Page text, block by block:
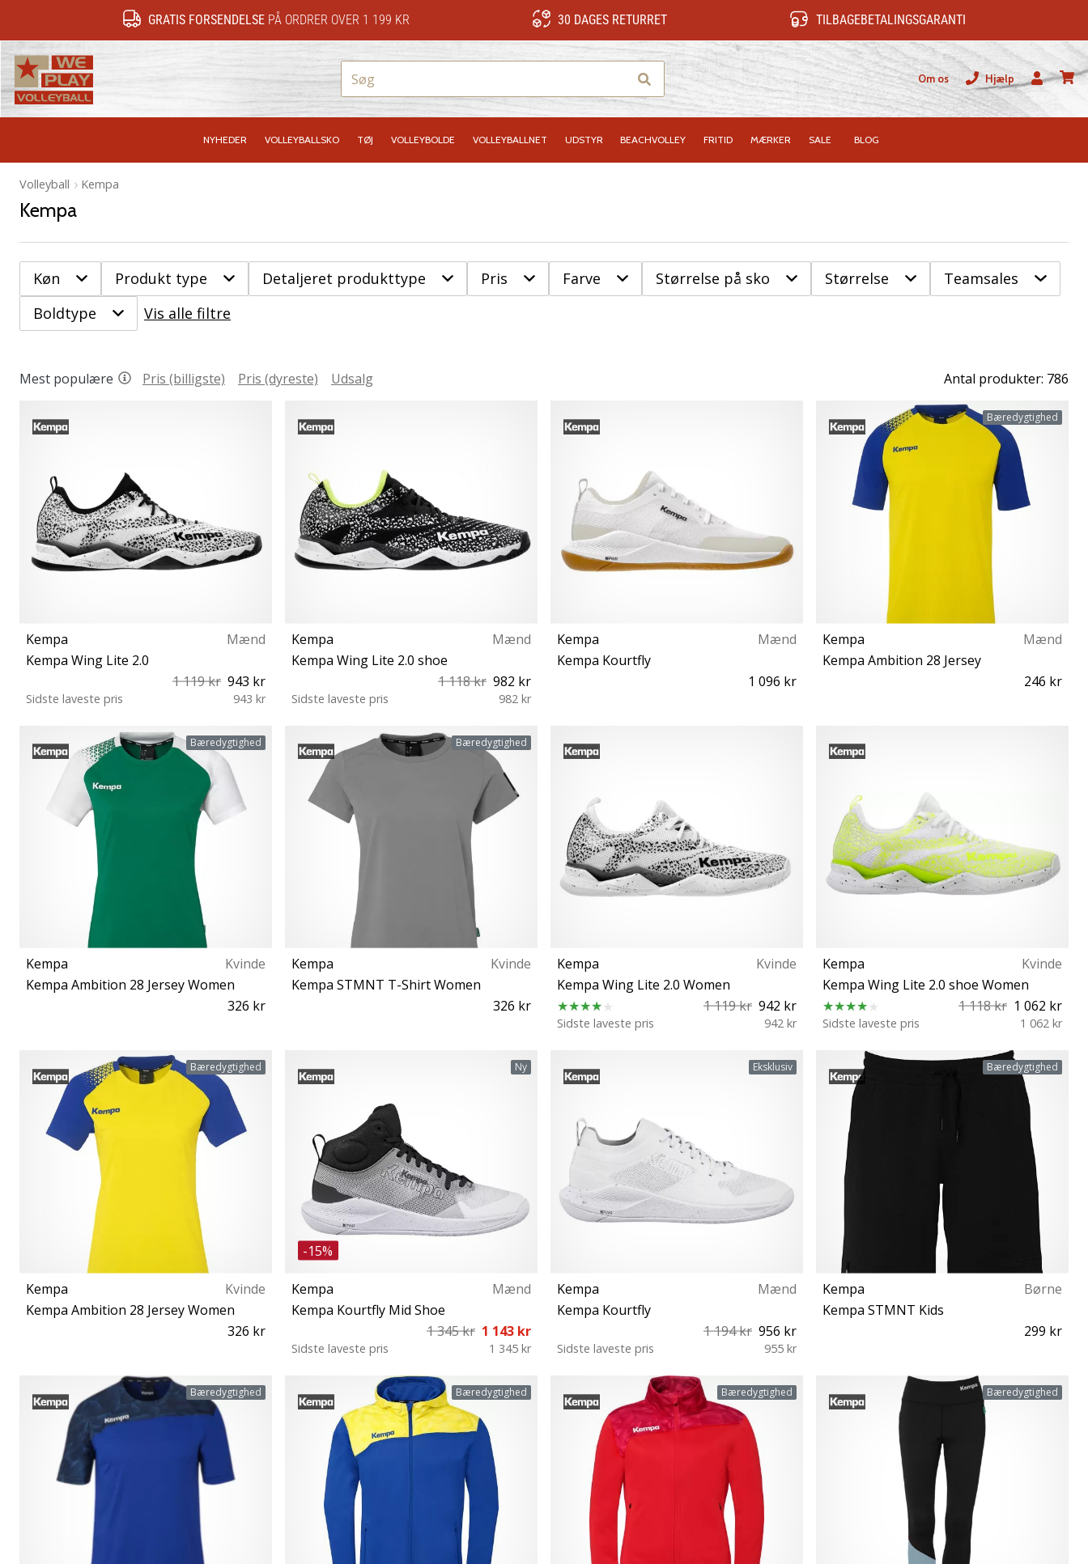
GRATIS FORSENDELSE PÅ ORDRER OVER 1 199 KR 30 DAGES RETURRET TILBAGEBETALINGSGARANTI
Om os
Hjælp
Bruger
NYHEDER VOLLEYBALLSKO TØJ VOLLEYBOLDE VOLLEYBALLNET UDSTYR BEACHVOLLEY FRITID MÆRKER SALE BLOG
Volleyball Kempa
Kempa
Køn Produkt type Detaljeret produkttype Pris Farve Størrelse på sko Størrelse
Teamsales
Boldtype
Vis alle filtre
Mest populære Pris (billigste) Pris (dyreste) Udsalg Antal produkter: 786
Kempa
Mænd
Kempa Wing Lite 2.0
1 119 kr 943 kr
Sidste laveste pris 943 kr
40½ 41 42 42½ 50
Kempa
Mænd
Kempa Wing Lite 2.0 shoe
1 118 kr 982 kr
Sidste laveste pris 982 kr
39 39½ 40½ 41 49
Kempa
Mænd
Kempa Kourtfly
1 096 kr
Bæredygtighed
Kempa
Mænd
Kempa Ambition 28 Jersey
246 kr
Bæredygtighed
Kempa
Kvinde
Kempa Ambition 28 Jersey Women
326 kr
XXL XS S M L XL
Bæredygtighed
Kempa
Kvinde
Kempa STMNT T-Shirt Women
326 kr
Kempa
Kvinde
Kempa Wing Lite 2.0 Women
1 119 kr 942 kr
Sidste laveste pris 942 kr
37 37½ 38 38½ 39 39½ 40½ 41 42 42½ 43 44
Kempa
Kvinde
Kempa Wing Lite 2.0 shoe Women
1 118 kr 1 062 kr
Sidste laveste pris 1 062 kr
37 44½
Bæredygtighed
Kempa
Kvinde
Kempa Ambition 28 Jersey Women
326 kr
S M L
Ny
-15%
Kempa
Mænd
Kempa Kourtfly Mid Shoe
1 345 kr 1 143 kr
Sidste laveste pris 1 345 kr
42 42½ 43 44 44½ 45 45½ 46 47 49
Eksklusiv
Kempa
Mænd
Kempa Kourtfly
1 194 kr 956 kr
Sidste laveste pris 955 kr
39 39½ 41 42 42½ 43 44 44½ 45 45½ 46 47
48 49 50
Bæredygtighed
Kempa
Børne
Kempa STMNT Kids
299 kr
Bæredygtighed Bæredygtighed Bæredygtighed Bæredygtighed